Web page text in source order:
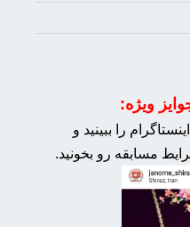
ویژه:
را ببینید و
رو بخونید.